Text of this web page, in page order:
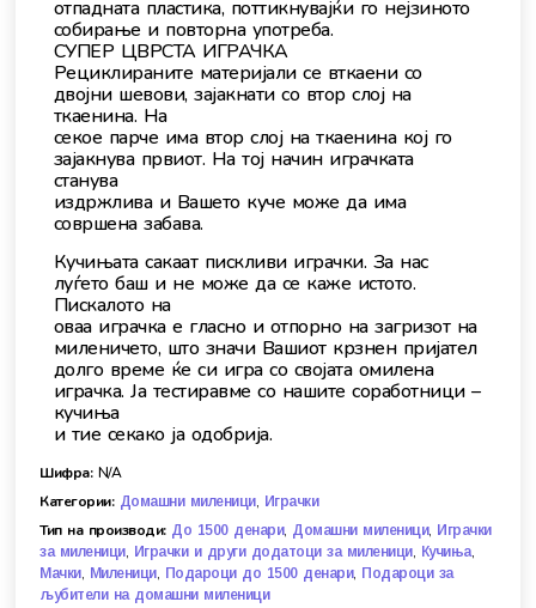
отпадната пластика, поттикнувајќи го нејзиното
собирање и повторна употреба.
СУПЕР ЦВРСТА ИГРАЧКА
Рециклираните материјали се вткаени со
двојни шевови, зајакнати со втор слој на
ткаенина. На
секое парче има втор слој на ткаенина кој го
зајакнува првиот. На тој начин играчката
станува
издржлива и Вашето куче може да има
совршена забава.
Кучињата сакаат пискливи играчки. За нас
луѓето баш и не може да се каже истото.
Пискалото на
оваа играчка е гласно и отпорно на загризот на
миленичето, што значи Вашиот крзнен пријател
долго време ќе си игра со својата омилена
играчка. Ја тестиравме со нашите соработници –
кучиња
и тие секако ја одобрија.
Шифра: N/A
Категории: Домашни миленици, Играчки
Тип на производи: До 1500 денари, Домашни миленици, Играчки
за миленици, Играчки и други додатоци за миленици, Кучиња,
Мачки, Миленици, Подароци до 1500 денари, Подароци за
љубители на домашни миленици